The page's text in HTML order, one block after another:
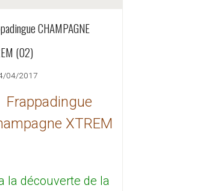
CHAMPAGNE
(02)
04/2017
Frappadingue
XTREM
la découverte de la